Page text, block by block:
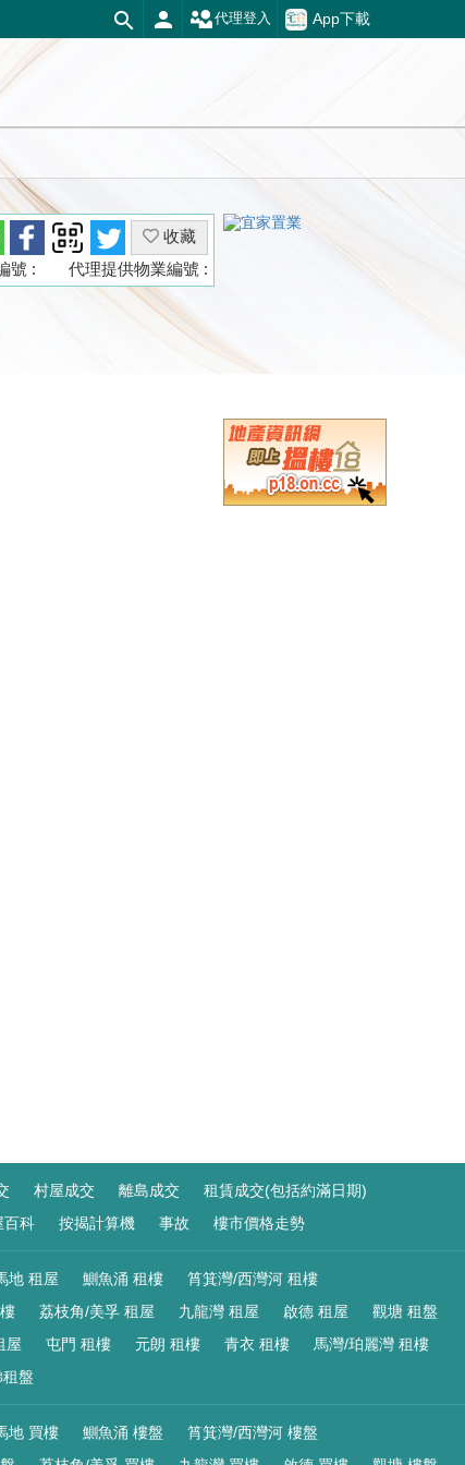
App下載
代理登入
收藏
代理提供物業編號 :
號 :
村屋成交 離島成交
租賃成交(包括約滿日期)
百科 按揭計算機 事故 樓市價格走勢
地 租屋 鰂魚涌 租樓
筲箕灣/西灣河 租樓
荔枝角/美孚 租屋 九龍灣 租屋 啟德 租屋
觀塘 租盤
屋 屯門 租樓 元朗 租樓 青衣 租樓
馬灣/珀麗灣 租樓
盤
地 買樓 鰂魚涌 樓盤
筲箕灣/西灣河 樓盤